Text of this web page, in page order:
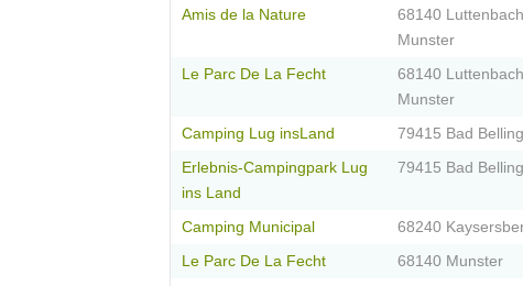
Amis de la Nature
68140
Munster
Le Parc De La Fecht
68140
Munster
Camping Lug insLand 79415 Bad
Erlebnis-Campingpark Lug
ins Land
79415 Bad
Camping Municipal 68240
Le Parc De La Fecht 68140 Munster